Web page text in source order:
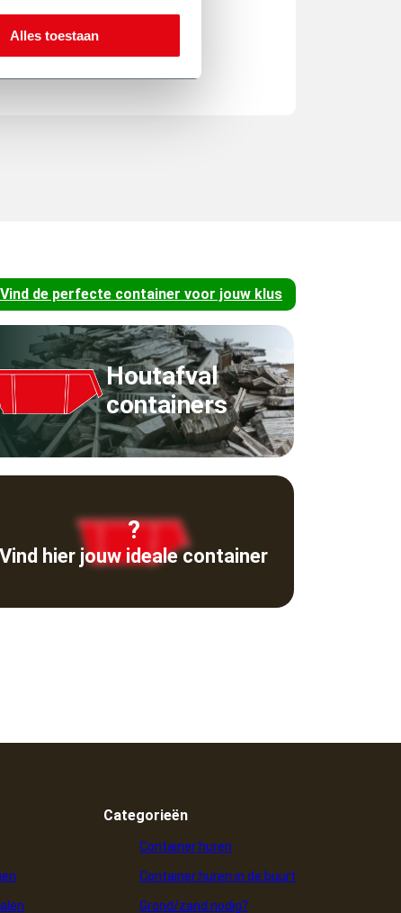
Alles toestaanLisette Raasing
Vind de perfecte container voor jouw klus
Houtafval
containers
?
Vind hier jouw ideale container
Categorieën
Container huren
Container huren in de buurt
Grond/zand nodig?